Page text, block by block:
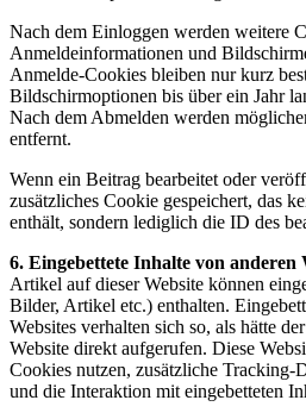
Nach dem Einloggen werden weitere
Anmeldeinformationen und
Anmelde-Cookies bleiben nur kurz
Bildschirmoptionen bis über ein Jahr
Nach dem Abmelden werden
entfernt.
Wenn ein Beitrag bearbeitet oder
zusätzliches Cookie gespeichert, das
enthält, sondern lediglich die ID des
6. Eingebettete Inhalte von anderen
Artikel auf dieser Website können
Bilder, Artikel etc.) enthalten.
Websites verhalten sich so, als hätte
Website direkt aufgerufen. Diese
Cookies nutzen, zusätzliche Tracking-
und die Interaktion mit eingebetteten